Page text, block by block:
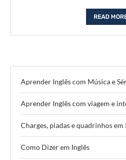
READ
Aprender Inglês com Música e
Aprender Inglês com viagem e
Charges, piadas e quadrinhos em
Como Dizer em Inglês